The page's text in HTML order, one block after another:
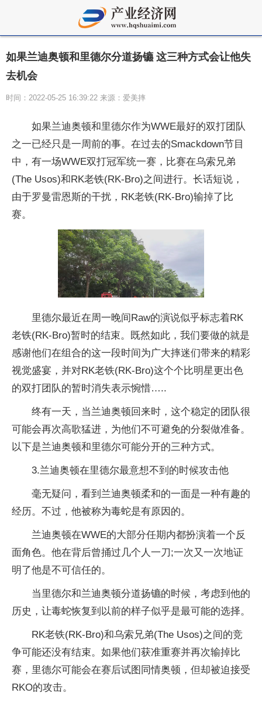
如果兰迪奥顿和里德尔分道扬镳 这三种方式会让他失
去机会
时间：2022-05-25 16:39:22 来源：爱美摔
如果兰迪奥顿和里德尔作为WWE最好的双打团队
之一已经只是一周前的事。在过去的Smackdown节目
中，有一场WWE双打冠军统一赛，比赛在乌索兄弟
(The Usos)和RK老铁(RK-Bro)之间进行。长话短说，
由于罗曼雷恩斯的干扰，RK老铁(RK-Bro)输掉了比
赛。
里德尔最近在周一晚间Raw的演说似乎标志着RK
老铁(RK-Bro)暂时的结束。既然如此，我们要做的就是
感谢他们在组合的这一段时间为广大摔迷们带来的精彩
视觉盛宴，并对RK老铁(RK-Bro)这个个比明星更出色
的双打团队的暂时消失表示惋惜…..
终有一天，当兰迪奥顿回来时，这个稳定的团队很
可能会再次高歌猛进，为他们不可避免的分裂做准备。
以下是兰迪奥顿和里德尔可能分开的三种方式。
3.兰迪奥顿在里德尔最意想不到的时候攻击他
毫无疑问，看到兰迪奥顿柔和的一面是一种有趣的
经历。不过，他被称为毒蛇是有原因的。
兰迪奥顿在WWE的大部分任期内都扮演着一个反
面角色。他在背后曾捅过几个人一刀;一次又一次地证
明了他是不可信任的。
当里德尔和兰迪奥顿分道扬镳的时候，考虑到他的
历史，让毒蛇恢复到以前的样子似乎是最可能的选择。
RK老铁(RK-Bro)和乌索兄弟(The Usos)之间的竞
争可能还没有结束。如果他们获准重赛并再次输掉比
赛，里德尔可能会在赛后试图同情奥顿，但却被迫接受
RKO的攻击。